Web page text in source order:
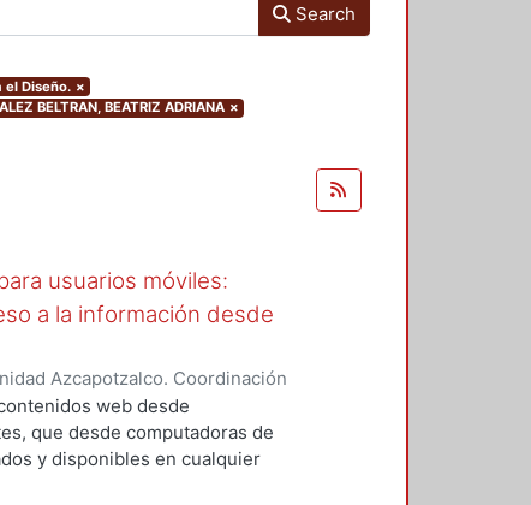
Search
Diseño. ×
BELTRAN, BEATRIZ ADRIANA ×
usuarios móviles:
a la información desde
Azcapotzalco. Coordinación
Araceliweb desde
que desde computadoras de
y disponibles en cualquier